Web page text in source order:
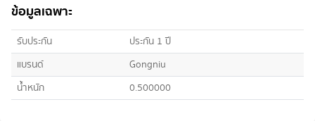
ข้อมูลเฉพาะ
รับประกัน
ประกัน 1 ปี
แบรนด์
Gongniu
น้ำหนัก
0.500000